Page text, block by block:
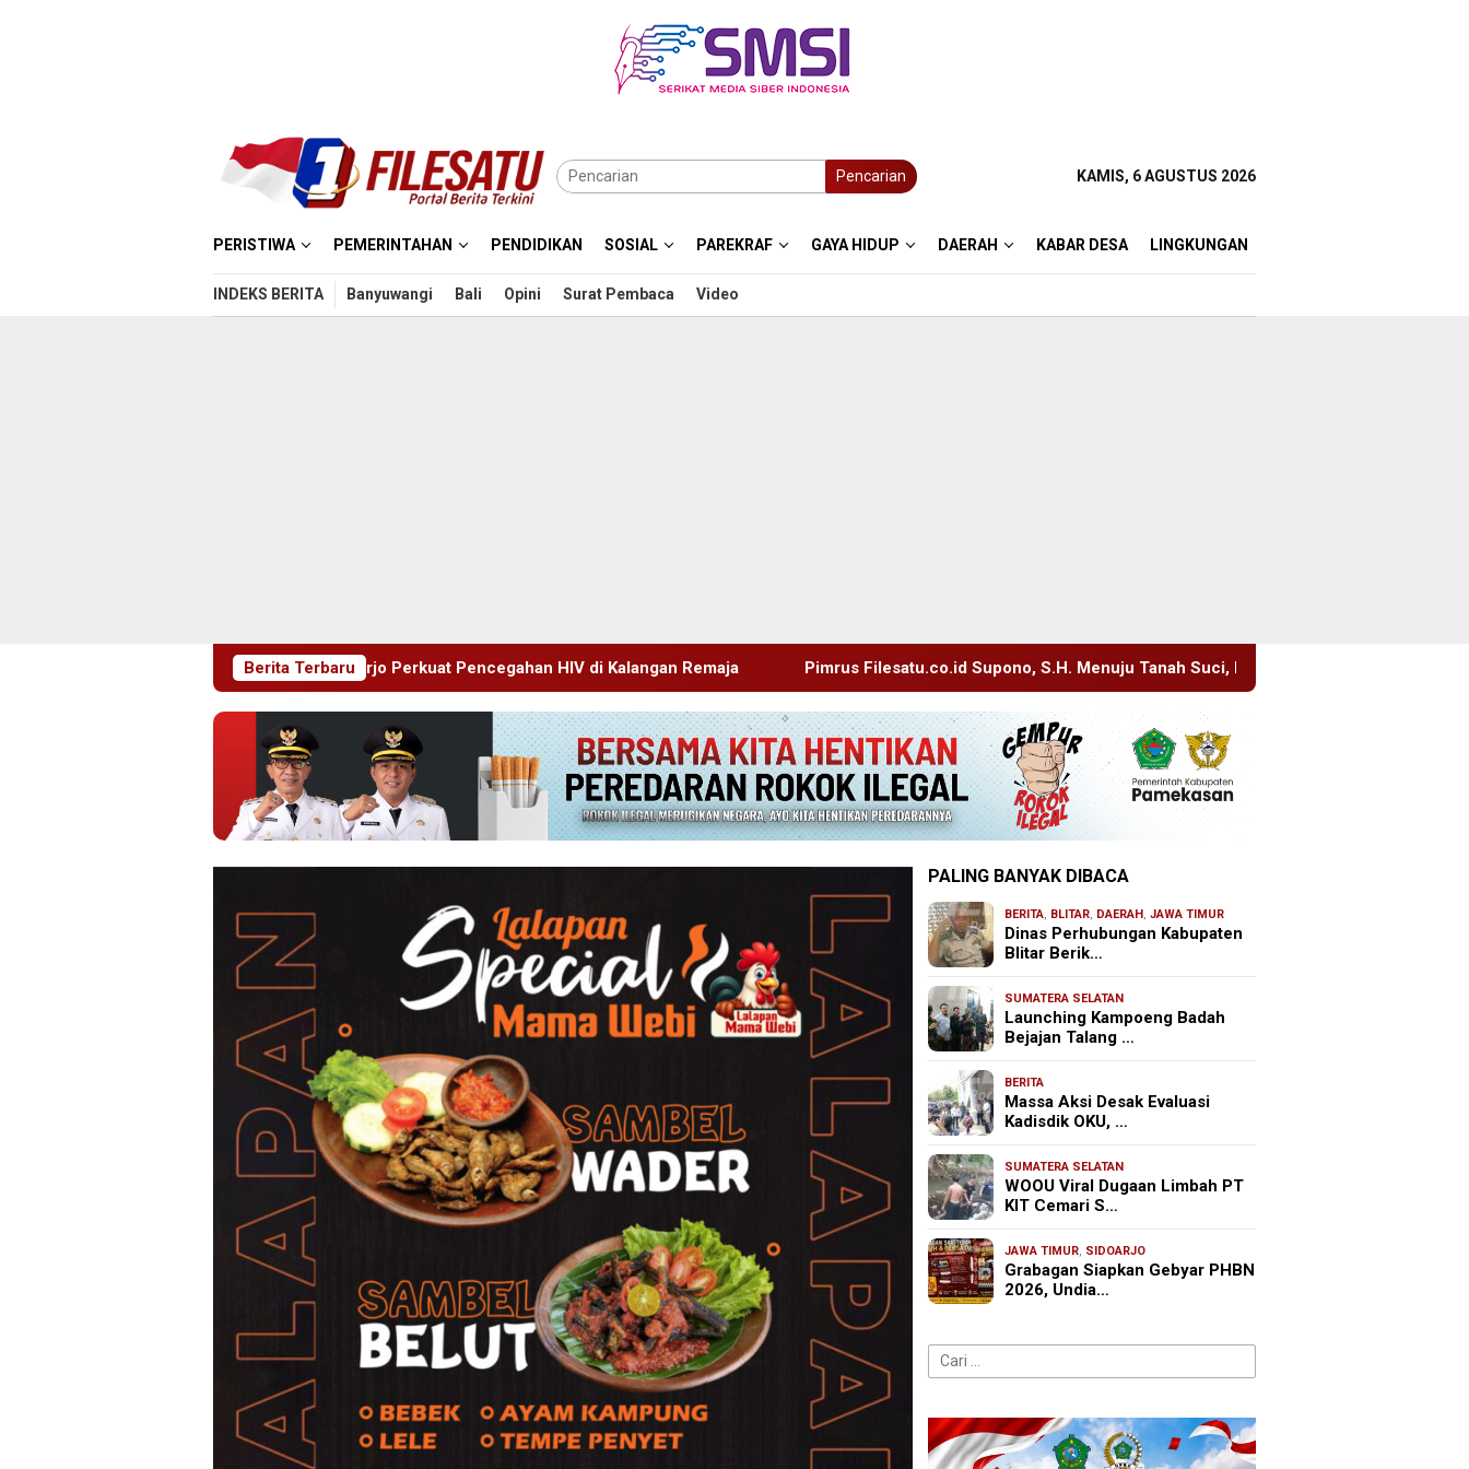
Pencarian KAMIS, 6 AGUSTUS 2026
PERISTIWA PEMERINTAHAN PENDIDIKAN SOSIAL PAREKRAF GAYA HIDUP DAERAH KABAR DESA LINGKUNGAN
INDEKS BERITA Banyuwangi Bali Opini Surat Pembaca Video
Berita Terbaru
Dini, Pemkab Sidoarjo Perkuat Pencegahan HIV di Kalangan Remaja Pimrus Filesatu.co.id Supono, S.H. Menuju Tanah Suci, Manajemen Pastikan Pelayanan Berita Tetap Maksimal
PALING BANYAK DIBACA
BERITA, BLITAR, DAERAH ,JAWA TIMUR
Dinas Perhubungan Kabupaten
Blitar Berik…
SUMATERA SELATAN
Launching Kampoeng Badah
Bejajan Talang …
BERITA
Massa Aksi Desak Evaluasi
Kadisdik OKU, …
SUMATERA SELATAN
WOOU Viral Dugaan Limbah PT
KIT Cemari S…
JAWA TIMUR, SIDOARJO
Grabagan Siapkan Gebyar PHBN
2026, Undia…
Cari
untuk: